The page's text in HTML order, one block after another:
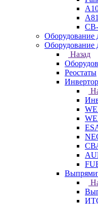
Оборудование
Оборудование
Назад
Реостаты